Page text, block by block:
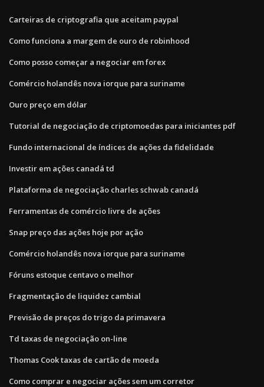
Carteiras de criptografia que aceitam paypal
Como funciona a margem de ouro de robinhood
Como posso começar a negociar em forex
Comércio holandês nova iorque para suriname
Ouro preço em dólar
Tutorial de negociação de criptomoedas para iniciantes pdf
Fundo internacional de índices de ações da fidelidade
Investir em ações canadá td
Plataforma de negociação charles schwab canadá
Ferramentas de comércio livre de ações
Snap preço das ações hoje por ação
Comércio holandês nova iorque para suriname
Fóruns estoque centavo o melhor
Fragmentação de liquidez cambial
Previsão de preços do trigo da primavera
Td taxas de negociação on-line
Thomas Cook taxas de cartão de moeda
Como comprar e negociar ações sem um corretor